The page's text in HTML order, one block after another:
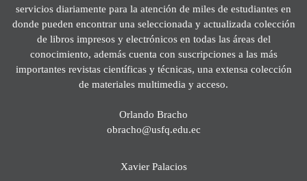
servicios diariamente para la atención de miles de estudiantes en
donde pueden encontrar una seleccionada y actualizada colección
de libros impresos y electrónicos en todas las áreas del
conocimiento, además cuenta con suscripciones a las más
importantes revistas científicas y técnicas, una extensa colección
de materiales multimedia y acceso.
Orlando Bracho
obracho@usfq.edu.ec
Xavier Palacios